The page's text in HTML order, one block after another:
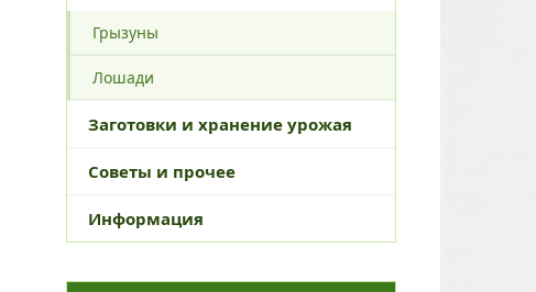
Грызуны
Лошади
Заготовки и хранение урожая
Советы и прочее
Информация